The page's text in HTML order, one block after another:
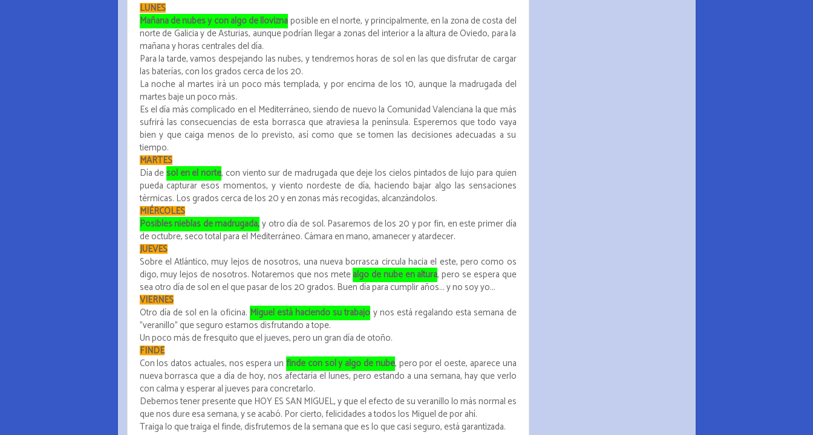
LUNES
Mañana de nubes y con algo de lloviznaposible en el norte, y principalmente, en la zona de costa del
norte de Galicia y de Asturias, aunque podrían llegar a zonas del interior a la altura de Oviedo, para la
mañana y horas centrales del día.
Para la tarde, vamos despejando las nubes, y tendremos horas de sol en las que disfrutar de cargar
las baterías, con los grados cerca de los 20.
La noche al martes irá un poco más templada, y por encima de los 10, aunque la madrugada del
martes baje un poco más.
Es el día más complicado en el Mediterráneo, siendo de nuevo la Comunidad Valenciana la que más
sufrirá las consecuencias de esta borrasca que atraviesa la península. Esperemos que todo vaya
bien y que caiga menos de lo previsto, así como que se tomen las decisiones adecuadas a su
tiempo.
MARTES
Día de sol en el norte, con viento sur de madrugada que deje los cielos pintados de lujo para quien
pueda capturar esos momentos, y viento nordeste de día, haciendo bajar algo las sensaciones
térmicas. Los grados cerca de los 20 y en zonas más recogidas, alcanzándolos.
MIÉRCOLES
Posibles nieblas de madrugada,y otro día de sol. Pasaremos de los 20 y por fin, en este primer día
de octubre, seco total para el Mediterráneo. Cámara en mano, amanecer y atardecer.
JUEVES
Sobre el Atlántico, muy lejos de nosotros, una nueva borrasca circula hacia el este, pero como os
digo, muy lejos de nosotros. Notaremos que nos metealgo de nube en altura, pero se espera que
sea otro día de sol en el que pasar de los 20 grados. Buen día para cumplir años... y no soy yo...
VIERNES
Otro día de sol en la oficina. Miguel está haciendo su trabajo y nos está regalando esta semana de
"veranillo" que seguro estamos disfrutando a tope.
Un poco más de fresquito que el jueves, pero un gran día de otoño.
FINDE
Con los datos actuales, nos espera unfinde con sol y algo de nube, pero por el oeste, aparece una
nueva borrasca que a día de hoy, nos afectaría el lunes, pero estando a una semana, hay que verlo
con calma y esperar al jueves para concretarlo.
Debemos tener presente que HOY ES SAN MIGUEL, y que el efecto de su veranillo lo más normal es
que nos dure esa semana, y se acabó. Por cierto, felicidades a todos los Miguel de por ahí.
Traiga lo que traiga el finde, disfrutemos de la semana que es lo que casi seguro, está garantizada.